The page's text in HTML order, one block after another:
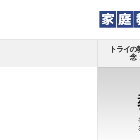
トライの
念